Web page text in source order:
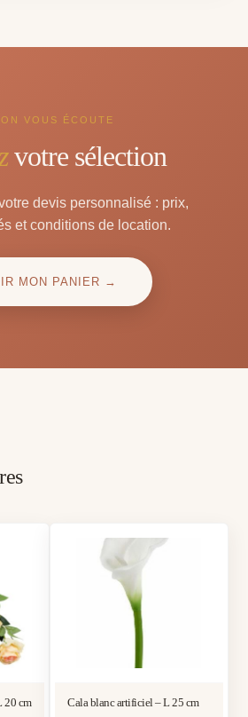
VOUS ÉCOUTE
votre sélection
devis personnalisé : prix,
et conditions de location.
MON PANIER →
20 cm Cala blanc artificiel – L 25 cm